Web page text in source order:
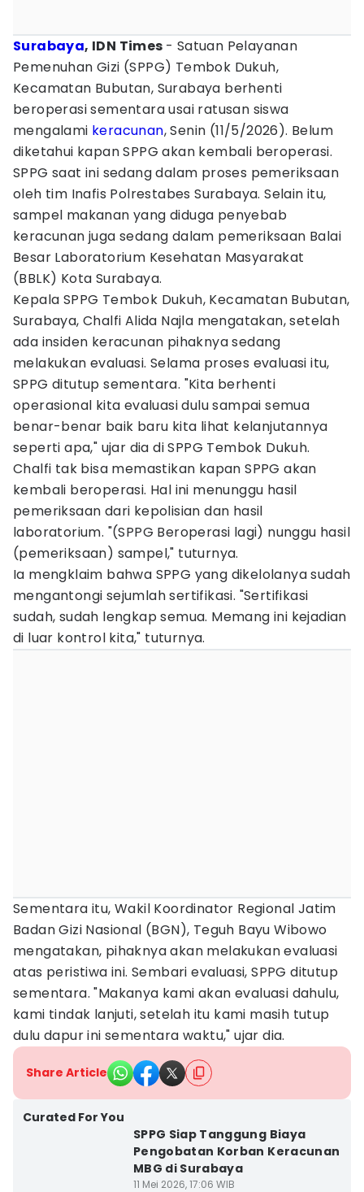
Surabaya, IDN Times - Satuan Pelayanan
Pemenuhan Gizi (SPPG) Tembok Dukuh,
Kecamatan Bubutan, Surabaya berhenti
beroperasi sementara usai ratusan siswa
mengalami keracunan, Senin (11/5/2026). Belum
diketahui kapan SPPG akan kembali beroperasi.
SPPG saat ini sedang dalam proses pemeriksaan
oleh tim Inafis Polrestabes Surabaya. Selain itu,
sampel makanan yang diduga penyebab
keracunan juga sedang dalam pemeriksaan Balai
Besar Laboratorium Kesehatan Masyarakat
(BBLK) Kota Surabaya.
Kepala SPPG Tembok Dukuh, Kecamatan Bubutan,
Surabaya, Chalfi Alida Najla mengatakan, setelah
ada insiden keracunan pihaknya sedang
melakukan evaluasi. Selama proses evaluasi itu,
SPPG ditutup sementara. "Kita berhenti
operasional kita evaluasi dulu sampai semua
benar-benar baik baru kita lihat kelanjutannya
seperti apa," ujar dia di SPPG Tembok Dukuh.
Chalfi tak bisa memastikan kapan SPPG akan
kembali beroperasi. Hal ini menunggu hasil
pemeriksaan dari kepolisian dan hasil
laboratorium. "(SPPG Beroperasi lagi) nunggu hasil
(pemeriksaan) sampel," tuturnya.
Ia mengklaim bahwa SPPG yang dikelolanya sudah
mengantongi sejumlah sertifikasi. "Sertifikasi
sudah, sudah lengkap semua. Memang ini kejadian
di luar kontrol kita," tuturnya.
Sementara itu, Wakil Koordinator Regional Jatim
Badan Gizi Nasional (BGN), Teguh Bayu Wibowo
mengatakan, pihaknya akan melakukan evaluasi
atas peristiwa ini. Sembari evaluasi, SPPG ditutup
sementara. "Makanya kami akan evaluasi dahulu,
kami tindak lanjuti, setelah itu kami masih tutup
dulu dapur ini sementara waktu," ujar dia.
Share Article
Curated For You
SPPG Siap Tanggung Biaya
Pengobatan Korban Keracunan
MBG di Surabaya
11 Mei 2026, 17:06 WIB